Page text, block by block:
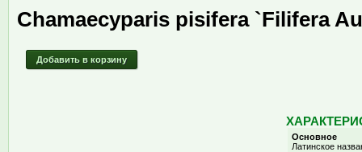
Chamaecyparis pisifera `Filifera
Добавить в корзину
Основное
Латинское